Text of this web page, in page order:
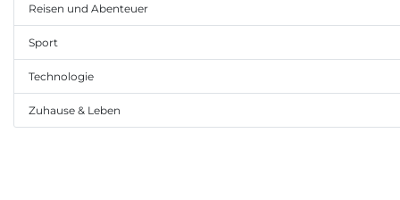
Reisen und Abenteuer
Sport
Technologie
Zuhause & Leben